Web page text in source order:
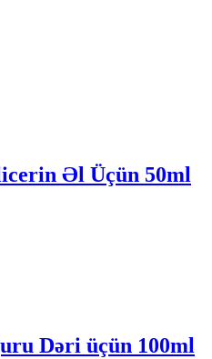
Əl Üçün 50ml
Dəri üçün 100ml